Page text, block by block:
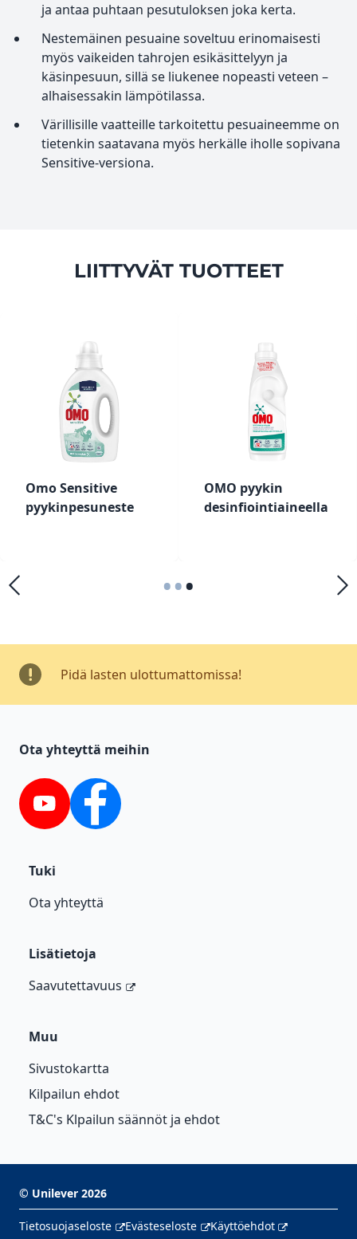
ja antaa puhtaan pesutuloksen joka kerta.
Nestemäinen pesuaine soveltuu erinomaisesti
myös vaikeiden tahrojen esikäsittelyyn ja
käsinpesuun, sillä se liukenee nopeasti veteen –
alhaisessakin lämpötilassa.
Värillisille vaatteille tarkoitettu pesuaineemme on
tietenkin saatavana myös herkälle iholle sopivana
Sensitive-versiona.
LIITTYVÄT TUOTTEET
Omo Sensitive
pyykinpesuneste
OMO pyykin
desinfiointiaineella
•••
Pidä lasten ulottumattomissa!
Ota yhteyttä meihin
YouTube Facebook
Tuki
Ota yhteyttä
Lisätietoja
Saavutettavuus
Muu
Sivustokartta
Kilpailun ehdot
T&C's Klpailun säännöt ja ehdot
© Unilever 2026
Tietosuojaseloste Evästeseloste
Käyttöehdot